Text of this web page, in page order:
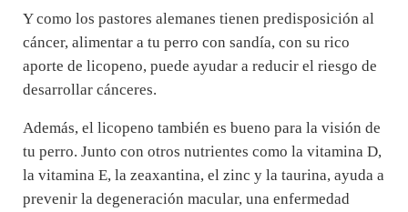
Y como los pastores alemanes tienen predisposición al
cáncer, alimentar a tu perro con sandía, con su rico
aporte de licopeno, puede ayudar a reducir el riesgo de
desarrollar cánceres.
Además, el licopeno también es bueno para la visión de
tu perro. Junto con otros nutrientes como la vitamina D,
la vitamina E, la zeaxantina, el zinc y la taurina, ayuda a
prevenir la degeneración macular, una enfermedad